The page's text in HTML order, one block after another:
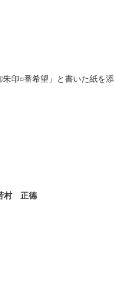
印○番希望」と書いた紙を添
村 正德